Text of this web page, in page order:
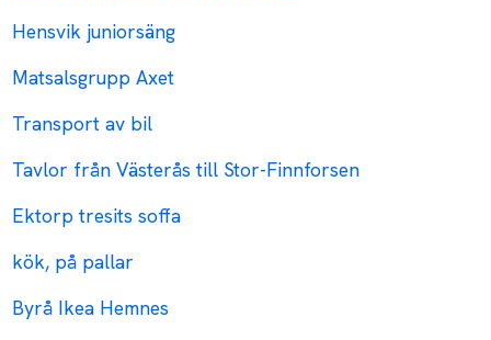
Hensvik juniorsäng
Matsalsgrupp Axet
Transport av bil
Tavlor från Västerås till Stor-Finnforsen
Ektorp tresits soffa
kök, på pallar
Byrå Ikea Hemnes